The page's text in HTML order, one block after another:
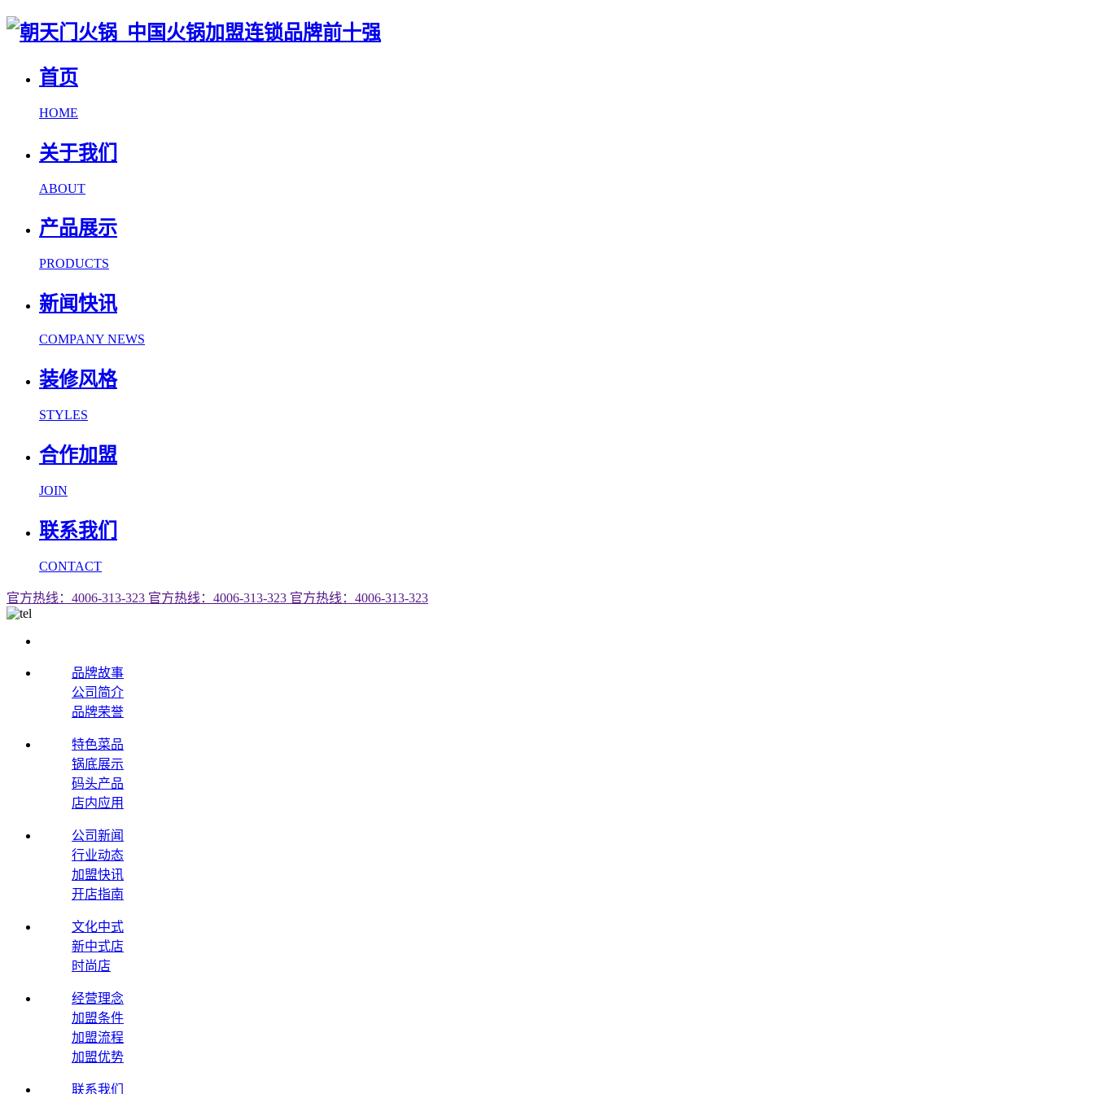
首页
HOME
关于我们
ABOUT
产品展示
PRODUCTS
新闻快讯
COMPANY NEWS
装修风格
STYLES
合作加盟
JOIN
联系我们
CONTACT
官方热线：4006-313-323 官方热线：4006-313-323 官方热线：4006-313-323
品牌故事
公司简介
品牌荣誉
特色菜品
锅底展示
码头产品
店内应用
公司新闻
行业动态
加盟快讯
开店指南
文化中式
新中式店
时尚店
经营理念
加盟条件
加盟流程
加盟优势
联系我们